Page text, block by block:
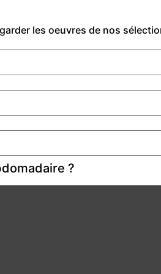
les oeuvres de nos
?